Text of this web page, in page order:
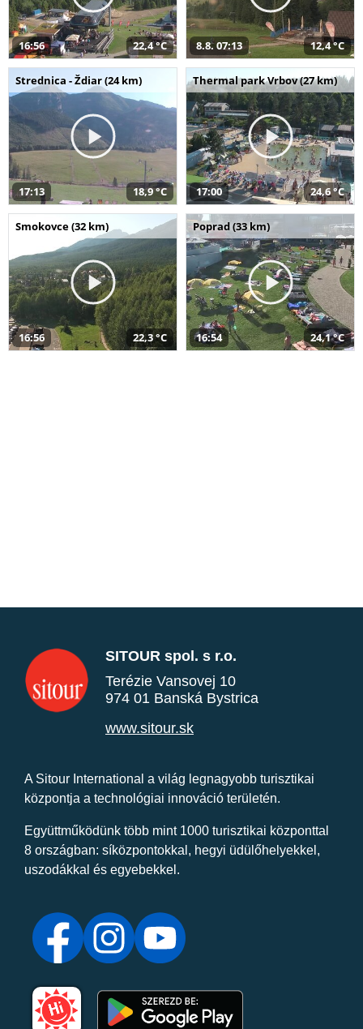
16:56 22,4 °C 8.8. 07:13 12,4 °C
Strednica - Ždiar (24 km)
17:13 18,9 °C
Thermal park Vrbov (27 km)
17:00 24,6 °C
Smokovce (32 km)
16:56 22,3 °C
Poprad (33 km)
16:54 24,1 °C
SITOUR spol. s r.o.
Terézie Vansovej 10
974 01 Banská Bystrica
www.sitour.sk
A Sitour International a világ legnagyobb turisztikai
központja a technológiai innováció területén.
Együttműködünk több mint 1000 turisztikai központtal
8 országban: síközpontokkal, hegyi üdülőhelyekkel,
uszodákkal és egyebekkel.